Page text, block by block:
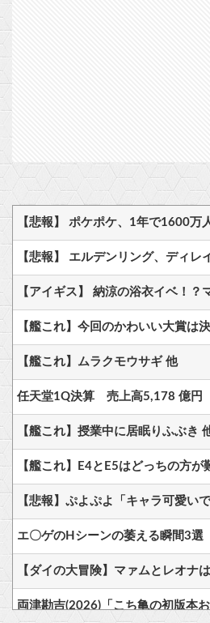
【悲報】 ポケポケ、1年で1600万
【艦これ】今回のかわいい大賞は
【艦これ】ムラクモウサギ 他
【艦これ】授業中に居眠りふぶき
エ〇ゲのHシーンの萎える瞬間3選